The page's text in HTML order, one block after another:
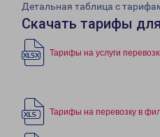
Детальная таблица с
Скачать тарифы
Тарифы на услуги
Тарифы на перевозку в